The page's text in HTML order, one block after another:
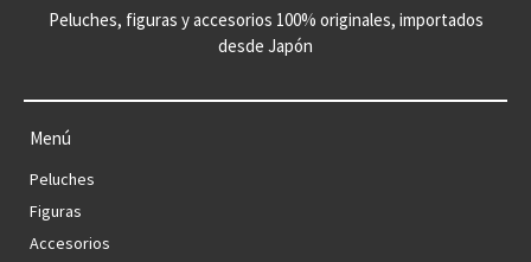
Peluches, figuras y accesorios 100% originales, importados
desde Japón
Menú
Peluches
Figuras
Accesorios